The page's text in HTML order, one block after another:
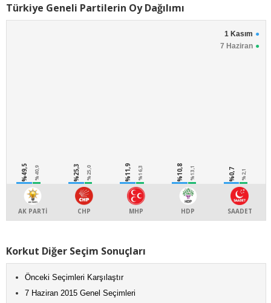
Türkiye Geneli Partilerin Oy Dağılımı
1 Kasım
7 Haziran
%49,5 %40,9
AK PARTİ
%25,3 %25,0
CHP
%11,9 %16,3
MHP
%10,8 %13,1
HDP
%0,7 %2,1
SAADET
Korkut Diğer Seçim Sonuçları
Önceki Seçimleri Karşılaştır
7 Haziran 2015 Genel Seçimleri